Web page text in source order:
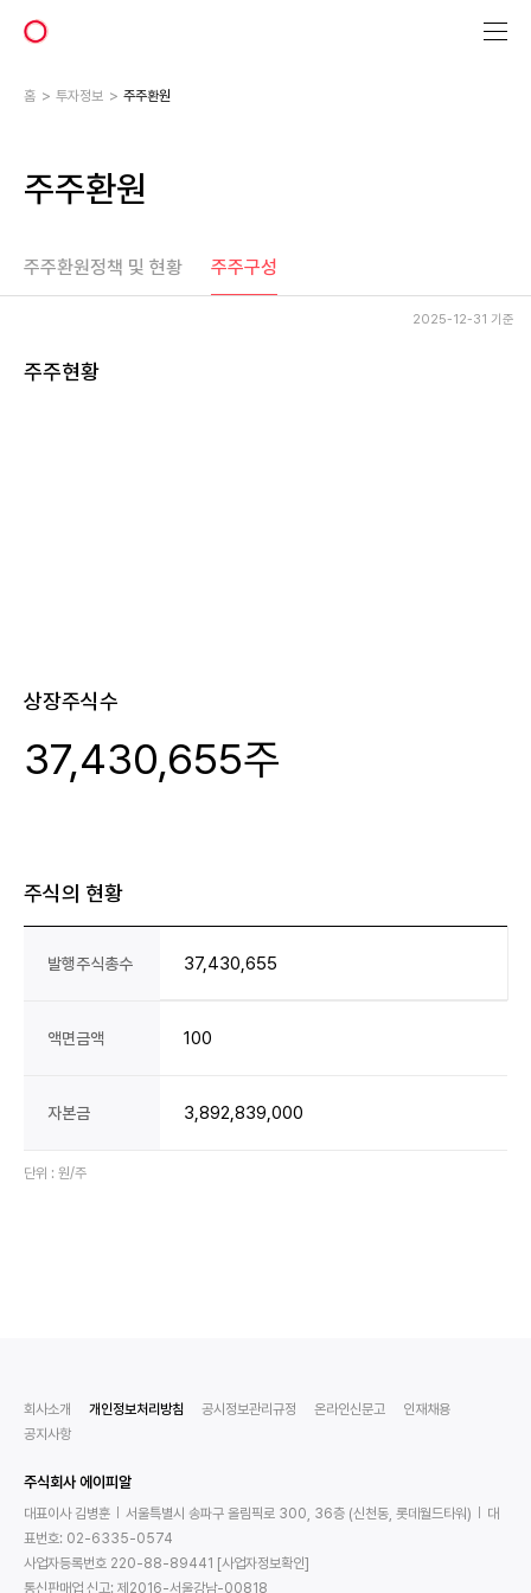
에
이
홈 투자정보 주주환원
주주환원
주주환원정책 및 현황 주주구성
2025-12-31 기준
주주현황
상장주식수
37,430,655주
주식의 현황
발행주식총수
액면금액
자본금
37,430,655
100
3,892,839,000
단위 : 원/주
주식회사 에이피알
대표이사 김병훈 서울특별시 송파구 올림픽로 300, 36층 (신천동, 롯데월드타워)
대
표번호: 02-6335-0574
사업자등록번호 220-88-89441 [사업자정보확인]
통신판매업 신고: 제2016-서울강남-00818
회사소개 개인정보처리방침 공시정보관리규정 온라인신문고
인재채용
공지사항